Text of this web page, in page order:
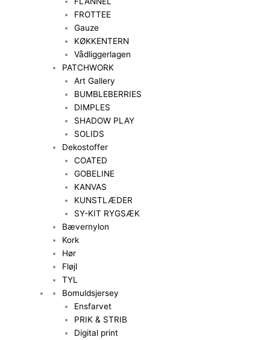
FROTTEE
Gauze
KØKKENTERN
Vådliggerlagen
PATCHWORK
Art Gallery
BUMBLEBERRIES
DIMPLES
SHADOW PLAY
SOLIDS
Dekostoffer
COATED
GOBELINE
KANVAS
KUNSTLÆDER
SY-KIT RYGSÆK
Bævernylon
Kork
Hør
Fløjl
TYL
Bomuldsjersey
Ensfarvet
PRIK & STRIB
Digital print